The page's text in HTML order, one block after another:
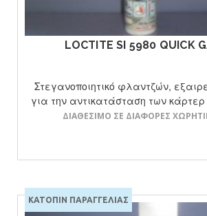
ΔΕΙΤΕ ΤΟ ΠΡΟΙΟΝ
LOCTITE SI 5980 QUICK
Στεγανοποιητικό φλαντζών,
για την αντικατάσταση των κάρτερ
ΔΙΑΘΕΣΙΜΟ ΣΕ ΔΙΑΦΟΡΕΣ
ΚΑΤΟΠΙΝ ΠΑΡΑΓΓΕΛΙΑΣ